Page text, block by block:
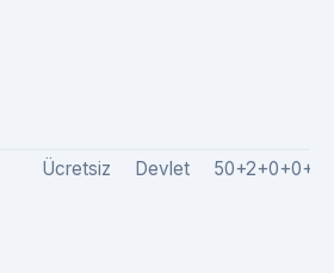
Ücretsiz Devlet 50+2+0+0+0